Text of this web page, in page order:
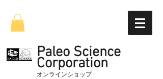
Paleo Science
Corporation
​オンラインショップ